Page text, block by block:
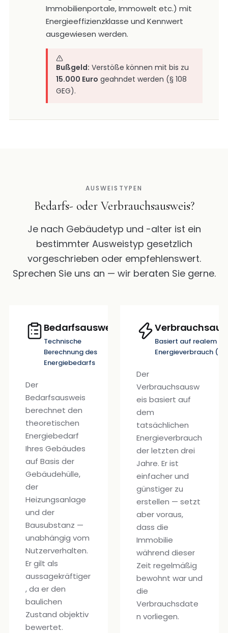
Immobilienportale, Immowelt etc.) mit
Energieeffizienzklasse und Kennwert
ausgewiesen werden.
Bußgeld: Verstöße können mit bis zu
15.000 Euro geahndet werden (§ 108
GEG).
AUSWEISTYPEN
Bedarfs- oder Verbrauchsausweis?
Je nach Gebäudetyp und -alter ist ein
bestimmter Ausweistyp gesetzlich
vorgeschrieben oder empfehlenswert.
Sprechen Sie uns an — wir beraten Sie gerne.
Bedarfsausweis
Technische
Berechnung des
Energiebedarfs
Der
Bedarfsausweis
berechnet den
theoretischen
Energiebedarf
Ihres Gebäudes
auf Basis der
Gebäudehülle,
der
Heizungsanlage
und der
Bausubstanz —
unabhängig vom
Nutzerverhalten.
Er gilt als
aussagekräftiger
, da er den
baulichen
Zustand objektiv
bewertet.
Basiert auf realem
Energieverbrauch (3
Der
Verbrauchsausw
eis basiert auf
dem
tatsächlichen
Energieverbrauch
der letzten drei
Jahre. Er ist
einfacher und
günstiger zu
erstellen — setzt
aber voraus,
dass die
Immobilie
während dieser
Zeit regelmäßig
bewohnt war und
die
Verbrauchsdate
n vorliegen.